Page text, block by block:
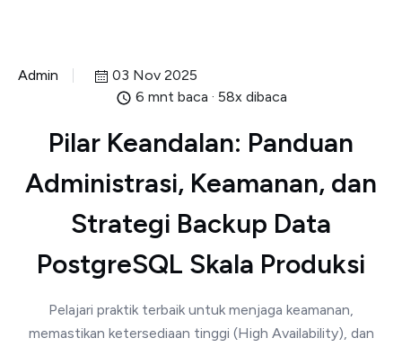
Admin
03 Nov 2025
6 mnt baca · 58x dibaca
Pilar Keandalan: Panduan
Administrasi, Keamanan, dan
Strategi Backup Data
PostgreSQL Skala Produksi
Pelajari praktik terbaik untuk menjaga keamanan,
memastikan ketersediaan tinggi (High Availability), dan